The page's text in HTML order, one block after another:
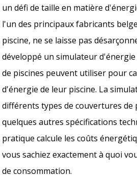
un défi de taille en matière
l'un des principaux fabricants
piscine, ne se laisse pas
développé un simulateur
de piscines peuvent utiliser pour
d'énergie de leur piscine. La
différents types de couvertures de
quelques autres spécifications
pratique calcule les coûts
vous sachiez exactement à quoi
de consommation.